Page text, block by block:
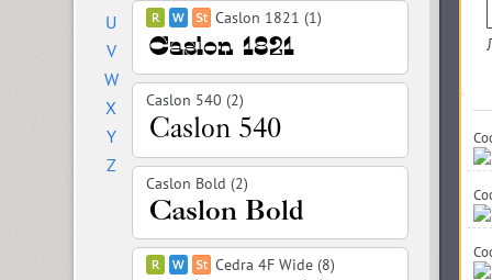
U
V
W
X
Y
Z
Caslon 1821 (1)
Caslon 540 (2)
Caslon Bold (2)
Cedra 4F Wide (8)